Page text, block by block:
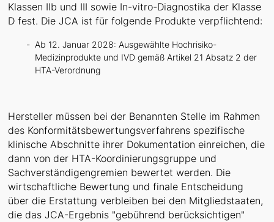
Klassen IIb und III sowie In-vitro-Diagnostika der Klasse
D fest. Die JCA ist für folgende Produkte verpflichtend:
Ab 12. Januar 2028: Ausgewählte Hochrisiko-
Medizinprodukte und IVD gemäß Artikel 21 Absatz 2 der
HTA-Verordnung
Hersteller müssen bei der Benannten Stelle im Rahmen
des Konformitätsbewertungsverfahrens spezifische
klinische Abschnitte ihrer Dokumentation einreichen, die
dann von der HTA-Koordinierungsgruppe und
Sachverständigengremien bewertet werden. Die
wirtschaftliche Bewertung und finale Entscheidung
über die Erstattung verbleiben bei den Mitgliedstaaten,
die das JCA-Ergebnis "gebührend berücksichtigen"